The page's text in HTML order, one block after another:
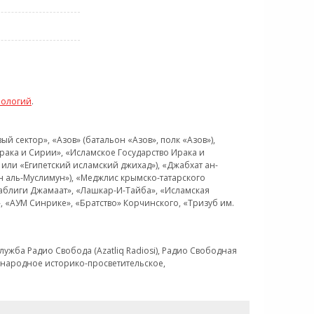
.
«Азов» (батальон «Азов», полк «Азов»),
и Сирии», «Исламское Государство Ирака и
«Египетский исламский джихад»), «Джабхат ан-
Муслимун»), «Меджлис крымско-татарского
Джамаат», «Лашкар-И-Тайба», «Исламская
Синрике», «Братство» Корчинского, «Тризуб им.
Радио Свобода (Azatliq Radiosi), Радио Свободная
историко-просветительское,